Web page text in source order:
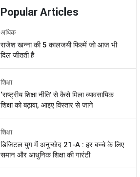
Popular Articles
अधिक
राजेश खन्ना की 5 कालजयी फिल्में जो आज भी
दिल जीतती हैं
शिक्षा
‘राष्ट्रीय शिक्षा नीति’ से कैसे मिला व्यावसायिक
शिक्षा को बढ़ावा, आइए विस्तार से जाने
शिक्षा
डिजिटल युग में अनुच्छेद 21-A : हर बच्चे के लिए
समान और आधुनिक शिक्षा की गारंटी